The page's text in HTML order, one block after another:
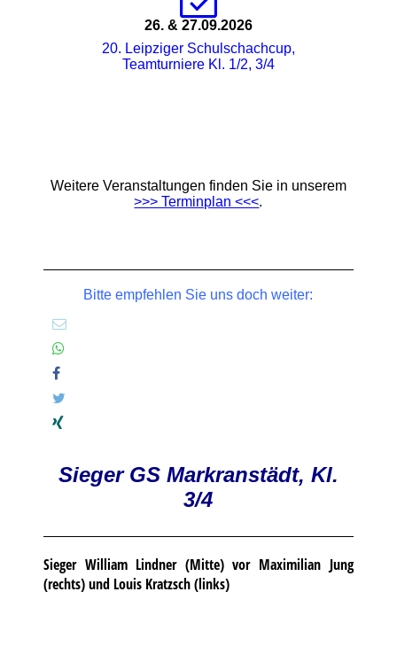
26. & 27.09.2026
20. Leipziger Schulschachcup,
Teamturniere Kl. 1/2, 3/4
Weitere Veranstaltungen finden Sie in unserem
>>> Terminplan <<<.
Bitte empfehlen Sie uns doch weiter:
Sieger GS Markranstädt, Kl.
3/4
Sieger William Lindner (Mitte) vor Maximilian Jung
(rechts) und Louis Kratzsch (links)